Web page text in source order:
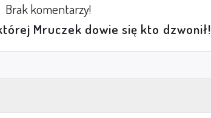
Brak komentarzy!
Mruczek dowie się kto dzwonił!